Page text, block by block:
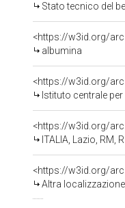
Stato tecnico del
<https://w3id.org/
albumina
<https://w3id.org/
Istituto centrale
<https://w3id.org/
ITALIA, Lazio, RM,
<https://w3id.org/
Altra